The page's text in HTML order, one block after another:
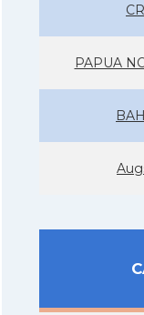
PAPUA